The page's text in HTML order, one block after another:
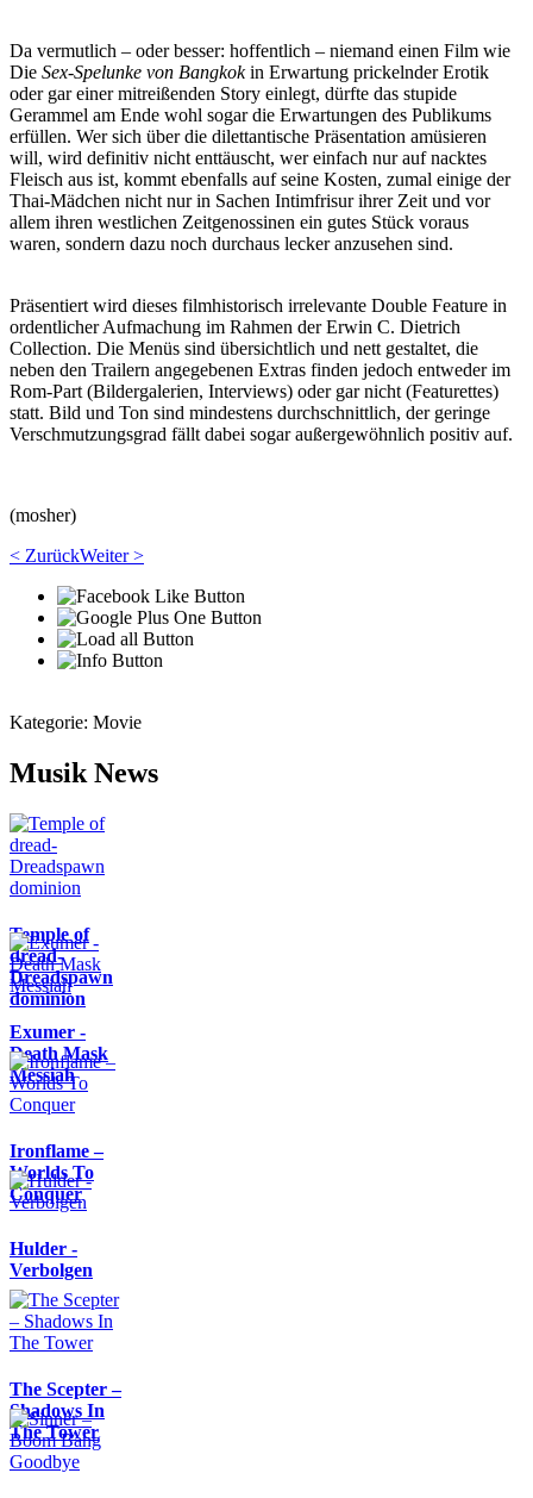
Da vermutlich – oder besser: hoffentlich – niemand einen Film wie
Die Sex-Spelunke von Bangkokin Erwartung prickelnder Erotik
oder gar einer mitreißenden Story einlegt, dürfte das stupide
Gerammel am Ende wohl sogar die Erwartungen des Publikums
erfüllen. Wer sich über die dilettantische Präsentation amüsieren
will, wird definitiv nicht enttäuscht, wer einfach nur auf nacktes
Fleisch aus ist, kommt ebenfalls auf seine Kosten, zumal einige der
Thai-Mädchen nicht nur in Sachen Intimfrisur ihrer Zeit und vor
allem ihren westlichen Zeitgenossinen ein gutes Stück voraus
waren, sondern dazu noch durchaus lecker anzusehen sind.
Präsentiert wird dieses filmhistorisch irrelevante Double Feature in
ordentlicher Aufmachung im Rahmen der Erwin C. Dietrich
Collection. Die Menüs sind übersichtlich und nett gestaltet, die
neben den Trailern angegebenen Extras finden jedoch entweder im
Rom-Part (Bildergalerien, Interviews) oder gar nicht (Featurettes)
statt. Bild und Ton sind mindestens durchschnittlich, der geringe
Verschmutzungsgrad fällt dabei sogar außergewöhnlich positiv auf.
(mosher)
< ZurückWeiter >
Kategorie: Movie
Musik News
Temple of
dread-
Dreadspawn
dominion
Exumer -
Death Mask
Messiah
Ironflame –
Worlds To
Conquer
Hulder -
Verbolgen
The Scepter –
Shadows In
The Tower